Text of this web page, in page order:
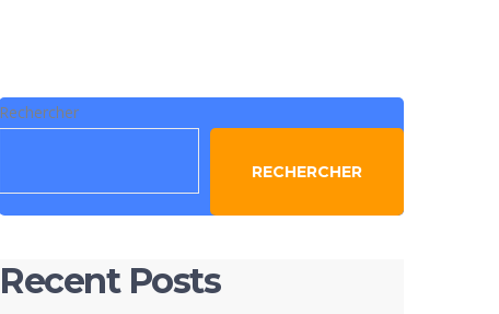
Rechercher
RECHERCHER
Recent Posts